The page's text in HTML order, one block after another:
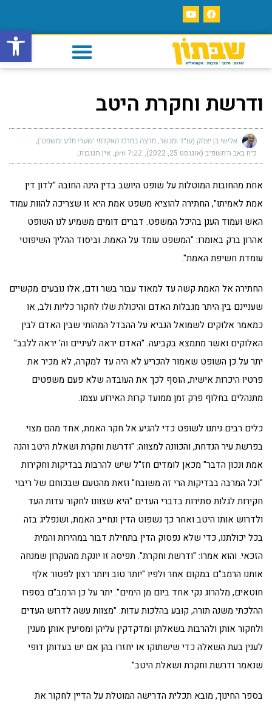
פתח
ודרשת וחקרת היטב
אלישי בן יצחק (עו"ד ומגשר, מרצה במרכז האקדמי 'שערי מדע ומשפט')
כ״ח באב ה׳תשפ״ב (אוגוסט 25, 2022) 7:22 pm אין תגובות
אחת מהחובות המוטלות על שופט היושב בדין הינה החובה "לדון דין
אמת לאמיתו", החתירה להוציא משפט אמת היא זו שצריכה להוות עמוד
האש ועמוד הענן בהיכל המשפט. דברים דומים משמיע לנו השופט
אהרון ברק באומרו: "המשפט עומד על האמת. וביסוד ההליך השיפוטי
עומדת חשיפת האמת".
החתירה אל האמת קשה עד למאוד עבור בשר ודם, אלו נובעים מקשיים
שעניינם בין היתר מגבלות האדם והיכולת שלו לחקור כליות ולב, או
כמאמר אלוקים לשמואל הנביא על ההבדל המהותי שבין האדם לבין
האלוקים ואשר מתמצא בקביעה. "האדם יראה לעיניים וה' יראה ללבב".
יתר על כן השופט שאמור להכריע לא היה עד למקרה, לא מכיר את
פרטיו היכרות אישית, הוסף לכך את העובדה שלא פעם משפטים
מתנהלים בחלוף פרק זמן ממועד קרות האירוע עצמו.
כלים רבים ניתנו לשופט כדי להגיע אל חקר האמת, אחד מהם מצוי
בפרשת עיר הנדחת, והכוונה למצווה: "ודרשת וחקרת ושאלת היטב והנה
אמת ונכון הדבר" מכאן לומדים חז"ל שיש להרבות בבדיקות וחקירות
"וכל המרבה בבדיקות הרי זה משובח" וזאת מהטעם שבכוחם של ריבוי
חקירות לגלות סתירות בדברי העדים "היא שצוונו לחקור עדות העד
ולדרוש אותו היטב ואחר כך נשפוט הדין ונחייב האמת, ושנפליג בזה
בכל יכולתנו, כדי שלא נפסוק הדין בתחילת דבור במהירות והמית
הזכאי. והוא אמרו: "ודרשת וחקרת". תפיסה זו יונקת מהעקרון שמנחה
אותנו הרמב"ם במקום אחר ולפיו "יותר טוב ויותר רצון לפטור אלף
חוטאים, מלהרוג נקי אחד ביום מן הימים". יתר על כן הרמב"ם בספרו
ההלכתי משנה תורה, קובע בהלכות עדות: "מצוות עשה לדרוש העדים
ולחקור אותן ולהרבות בשאלתן ומדקדקין עליהן ומסיעין אותן מענין
לענין בעת השאלה כדי שישתוקו או יחזרו בהן אם יש בעדותן דופי
שנאמר ודרשת וחקרת ושאלת היטב".
בספר החינוך, מובא תכלית הדרישה המוטלת על הדיין לחקור את